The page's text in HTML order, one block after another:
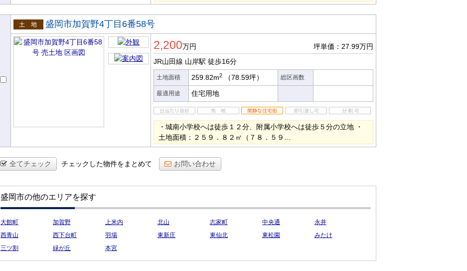
売土地
盛岡市加賀野4丁目6番58号
2,200万円
坪単価：27.99万円
JR山田線 山岸駅 徒歩16分
土地面積 259.82m2 （78.59坪） 総区画数
最適用途 住宅用地
・城南小学校へは徒歩１２分、附属小学校へは徒歩５分の立地 ・
土地面積：２５９．８２㎡（７８．５９…
全てチェック チェックした物件をまとめて お問い合わせ
盛岡市の他のエリアを探す
大館町 加賀野 上米内 北山 志家町 中央通
永井
西青山
西下台町 羽場 東新庄 東仙北 東松園
みたけ
三ツ割
緑が丘 本宮